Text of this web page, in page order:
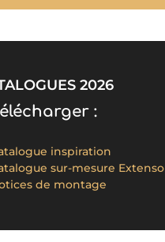
2026
:
inspiration
sur-mesure Extenso
de montage